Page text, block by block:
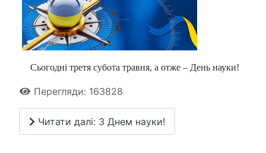
Сьогодні третя субота травня, а отже – День науки!
Перегляди: 163828
Читати далі: З Днем науки!